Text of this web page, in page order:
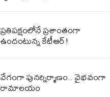
ప్ర‌తిప‌క్షంలోనే ప్ర‌శాంతంగా
ఉందంటున్న కేటీఆర్!
వేగంగా పునర్నిర్మాణం.. వైభవంగా
రామాలయం